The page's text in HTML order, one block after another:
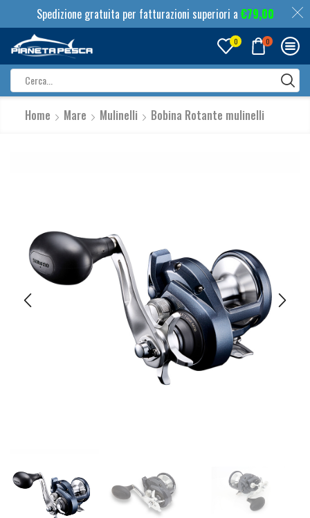
Spedizione gratuita per fatturazioni superiori a €79,00
0 0
input
Home Mare Mulinelli Bobina Rotante mulinelli